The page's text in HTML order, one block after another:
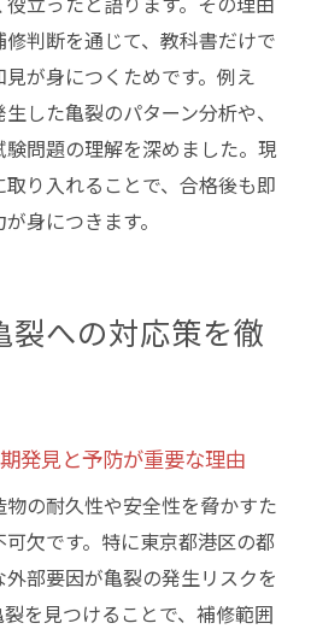
判断を通じて、教科書だけで
が身につくためです。例え
した亀裂のパターン分析や、
問題の理解を深めました。現
り入れることで、合格後も即
身につきます。
裂への対応策を徹
発見と予防が重要な理由
の耐久性や安全性を脅かすた
欠です。特に東京都港区の都
部要因が亀裂の発生リスクを
を見つけることで、補修範囲